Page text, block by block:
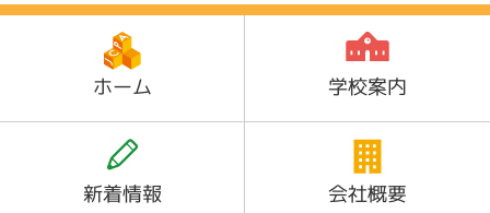
ホーム 学校案内
新着情報 会社概要